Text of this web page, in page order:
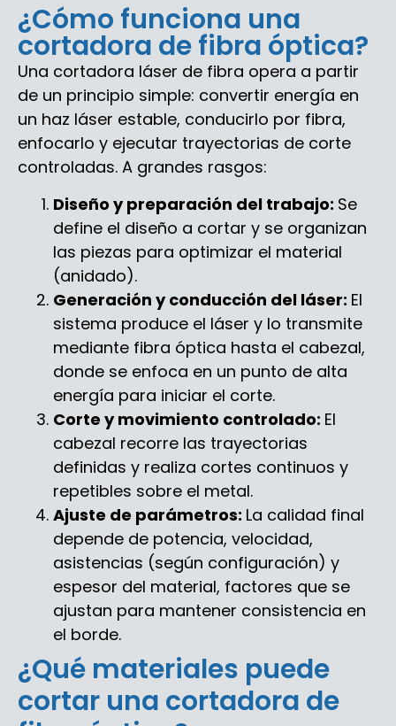
¿Cómo funciona una
cortadora de fibra óptica?
Una cortadora láser de fibra opera a partir
de un principio simple: convertir energía en
un haz láser estable, conducirlo por fibra,
enfocarlo y ejecutar trayectorias de corte
controladas. A grandes rasgos:
Diseño y preparación del trabajo: Se
define el diseño a cortar y se organizan
las piezas para optimizar el material
(anidado).
Generación y conducción del láser: El
sistema produce el láser y lo transmite
mediante fibra óptica hasta el cabezal,
donde se enfoca en un punto de alta
energía para iniciar el corte.
Corte y movimiento controlado: El
cabezal recorre las trayectorias
definidas y realiza cortes continuos y
repetibles sobre el metal.
Ajuste de parámetros: La calidad final
depende de potencia, velocidad,
asistencias (según configuración) y
espesor del material, factores que se
ajustan para mantener consistencia en
el borde.
¿Qué materiales puede
cortar una cortadora de